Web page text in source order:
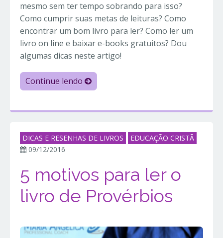
mesmo sem ter tempo sobrando para isso?
Como cumprir suas metas de leituras? Como
encontrar um bom livro para ler? Como ler um
livro on line e baixar e-books gratuitos? Dou
algumas dicas neste artigo!
Continue lendo
DICAS E RESENHAS DE LIVROS
EDUCAÇÃO CRISTÃ
09/12/2016
5 motivos para ler o
livro de Provérbios